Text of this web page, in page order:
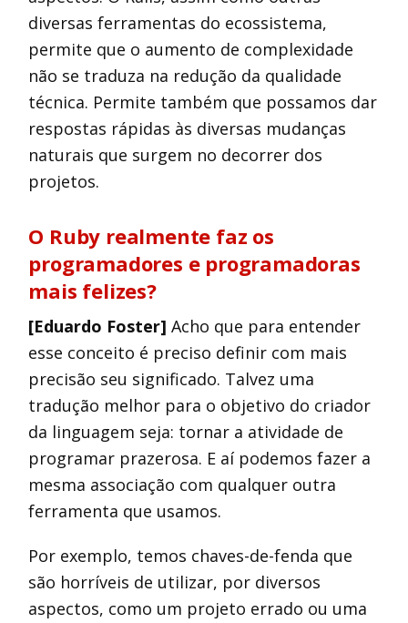
diversas ferramentas do ecossistema,
permite que o aumento de complexidade
não se traduza na redução da qualidade
técnica. Permite também que possamos dar
respostas rápidas às diversas mudanças
naturais que surgem no decorrer dos
projetos.
O Ruby realmente faz os
programadores e programadoras
mais felizes?
[Eduardo Foster] Acho que para entender
esse conceito é preciso definir com mais
precisão seu significado. Talvez uma
tradução melhor para o objetivo do criador
da linguagem seja: tornar a atividade de
programar prazerosa. E aí podemos fazer a
mesma associação com qualquer outra
ferramenta que usamos.
Por exemplo, temos chaves-de-fenda que
são horríveis de utilizar, por diversos
aspectos, como um projeto errado ou uma